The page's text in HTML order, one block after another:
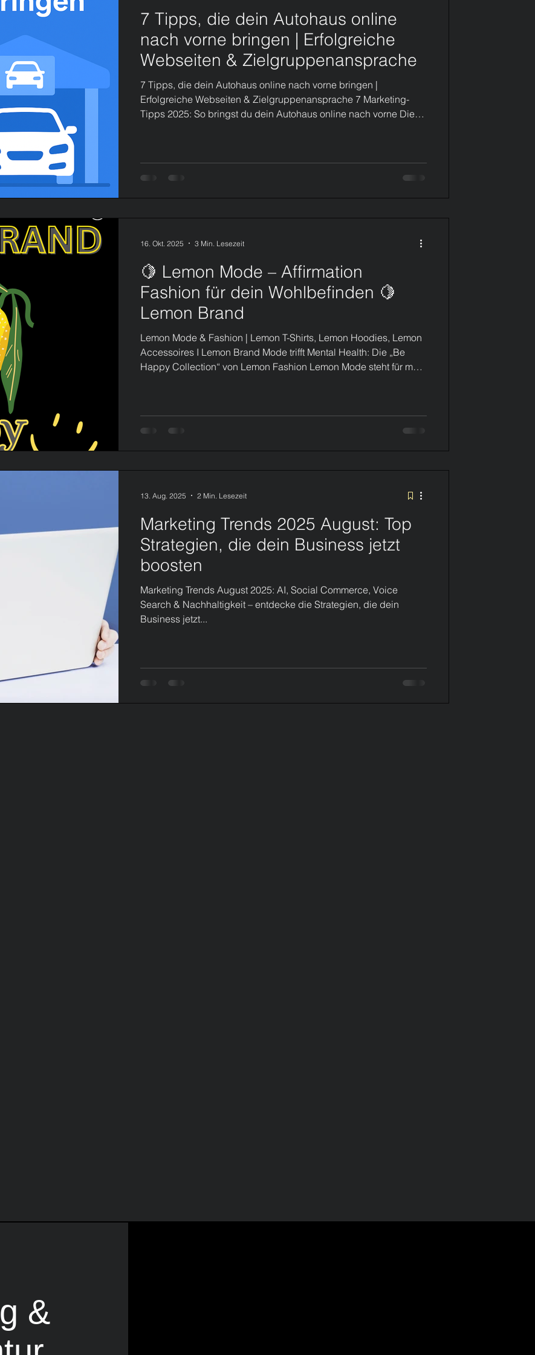
Professioneller Auftritt Content
Beratung Düsseldorf SEO Agentur Düsseldorf Benrath
Branding Düsseldorf Social Media Agentur Benrath
Marketing 2025
Vertrieb 2025 Social Media Trends 2025
7 Tipps, die dein Autohaus online
nach vorne bringen | Erfolgreiche
Webseiten & Zielgruppenansprache
7 Tipps, die dein Autohaus online nach vorne bringen |
Erfolgreiche Webseiten & Zielgruppenansprache 7 Marketing-
Tipps 2025: So bringst du dein Autohaus online nach vorne Die
Autohaus-Websites erreichen ihre Zielgruppe nicht richtig . Die
🍋 Lemon Mode – Affirmation
Fashion für dein Wohlbefinden 🍋
Lemon Brand
Lemon Mode & Fashion | Lemon T-Shirts, Lemon Hoodies, Lemon
Accessoires I Lemon Brand Mode trifft Mental Health: Die „Be
Happy Collection“ von Lemon Fashion Lemon Mode steht für mehr
Leben mit einer positiven Einstellung zu genießen. Mit Affirmation-
16. Okt. 2025 3 Min. Lesezeit
Marketing Trends 2025 August: Top
Strategien, die dein Business jetzt
boosten
Marketing Trends August 2025: AI, Social Commerce, Voice
Search & Nachhaltigkeit – entdecke die Strategien, die dein
Business jetzt...
13. Aug. 2025 2 Min. Lesezeit
&